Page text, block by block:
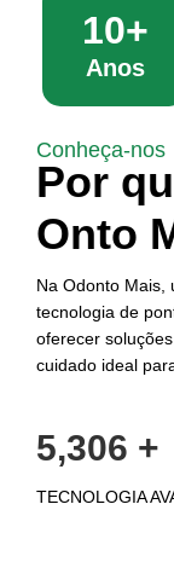
10+
Anos
Conheça-nos
Por
Onto
Na Odonto Mais,
tecnologia de
oferecer
cuidado ideal
5,927 +
TECNOLOGIA